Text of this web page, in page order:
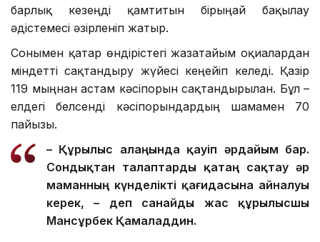
барлық кезеңді қамтитын бірыңғай бақылау
әдістемесі әзірленіп жатыр.
Сонымен қатар өндірістегі жазатайым оқиғалардан
міндетті сақтандыру жүйесі кеңейіп келеді. Қазір
119 мыңнан астам кәсіпорын сақтандырылған. Бұл –
елдегі белсенді кәсіпорындардың шамамен 70
пайызы.
– Құрылыс алаңында қауіп әрдайым бар.
Сондықтан талаптарды қатаң сақтау әр
маманның күнделікті қағидасына айналуы
керек, – деп санайды жас құрылысшы
Мансұрбек Қамаладдин.